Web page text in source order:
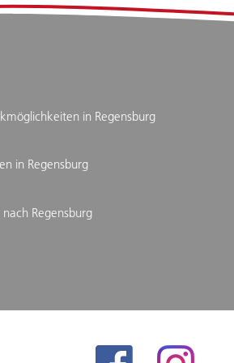
in Regensburg
in Regensburg
Regensburg